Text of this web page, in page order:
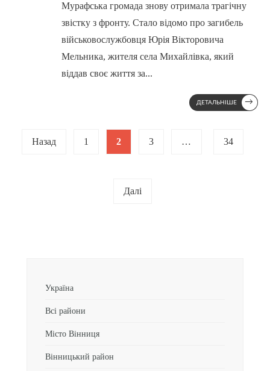
Мурафська громада знову отримала трагічну
звістку з фронту. Стало відомо про загибель
військовослужбовця Юрія Вікторовича
Мельника, жителя села Михайлівка, який
віддав своє життя за...
ДЕТАЛЬНІШЕ →
Posts
Назад 1 2 3 … 34
Далі
Україна
Всі райони
Місто Вінниця
Вінницький район